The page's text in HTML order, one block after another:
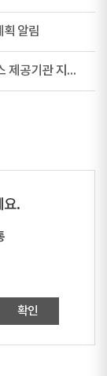
알림
2026년 장애아동 발달재활서비스 제공기관 지정 공모
요.
확인